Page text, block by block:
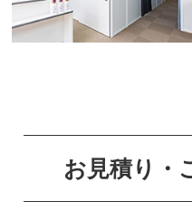
お見積り・